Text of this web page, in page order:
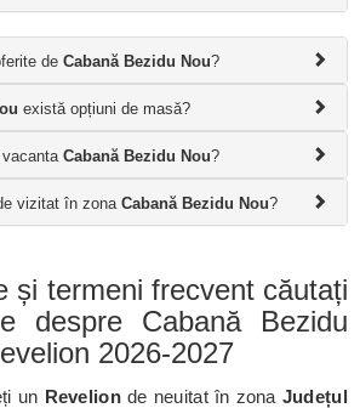
de Cabană Bezidu Nou?
există opțiuni de masă?
Cabană Bezidu Nou?
vizitat în zona Cabană Bezidu Nou?
și termeni frecvent căutați
despre Cabană Bezidu
2026-2027
un Revelionde neuitat în zona Județul